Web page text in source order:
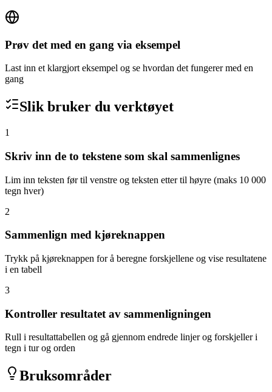
Prøv det med en gang via eksempel
Last inn et klargjort eksempel og se hvordan det fungerer med en
gang
Slik bruker du verktøyet
1
Skriv inn de to tekstene som skal sammenlignes
Lim inn teksten før til venstre og teksten etter til høyre (maks 10 000
tegn hver)
2
Sammenlign med kjøreknappen
Trykk på kjøreknappen for å beregne forskjellene og vise resultatene
i en tabell
3
Kontroller resultatet av sammenligningen
Rull i resultattabellen og gå gjennom endrede linjer og forskjeller i
tegn i tur og orden
Bruksområder